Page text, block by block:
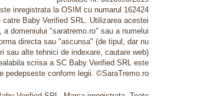
inregistrata la OSIM cu numarul 162424
Baby Verified SRL. Utilizarea acestei
a domeniului "saratremo.ro" sau a numelui
directa sau "ascunsa" (de tipul, dar nu
sau alte tehnici de indexare, cautare web)
scrisa a SC Baby Verified SRL este
pedepseste conform legii. ©SaraTremo.ro